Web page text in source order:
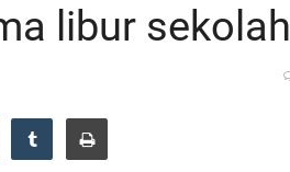
libur sekolah